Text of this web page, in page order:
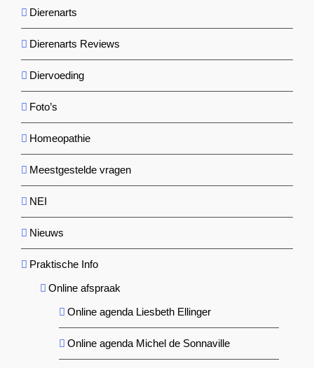
Dierenarts
Dierenarts Reviews
Diervoeding
Foto’s
Homeopathie
Meestgestelde vragen
NEI
Nieuws
Praktische Info
Online afspraak
Online agenda Liesbeth Ellinger
Online agenda Michel de Sonnaville